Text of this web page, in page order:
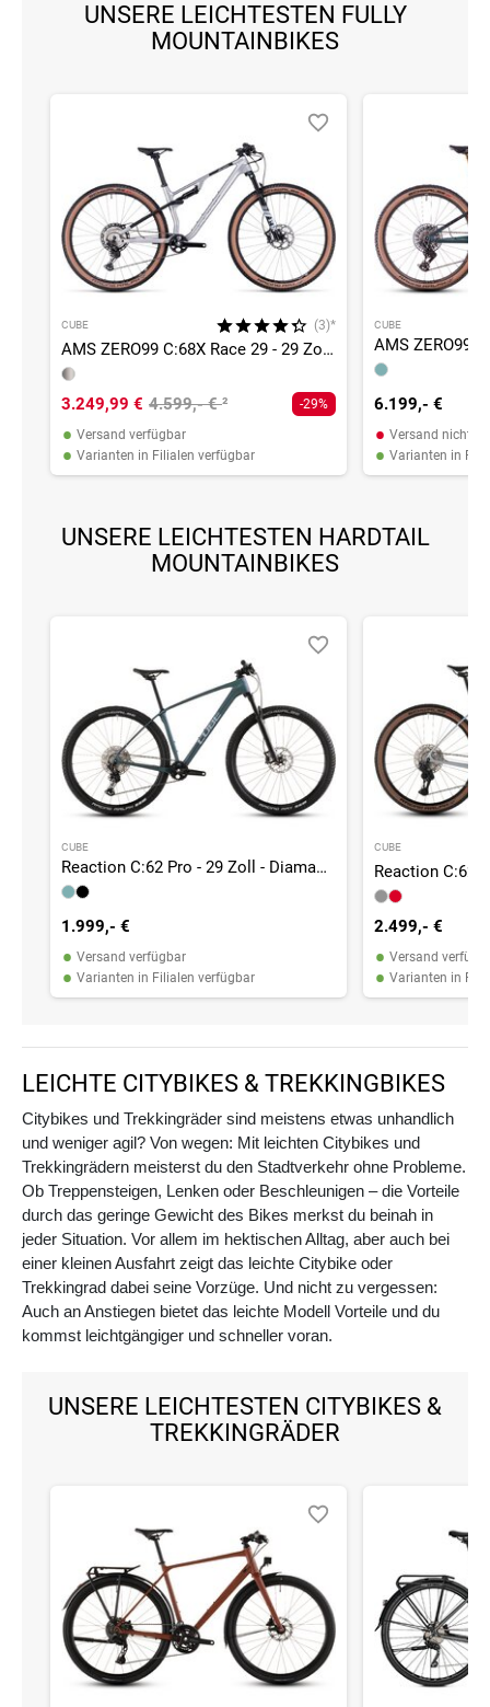
UNSERE LEICHTESTEN FULLY
MOUNTAINBIKES
CUBE (3)*
AMS ZERO99 C:68X Race 29 - 29 Zoll - Fully
3.249,99 € 4.599,- €² -29%
• Versand verfügbar
• Varianten in Filialen verfügbar
CUBE
6.199,- €
• Versand nicht
• Varianten in
UNSERE LEICHTESTEN HARDTAIL
MOUNTAINBIKES
CUBE
Reaction C:62 Pro - 29 Zoll - Diamant - 2026
1.999,- €
• Versand verfügbar
• Varianten in Filialen verfügbar
CUBE
2.499,- €
• Versand
• Varianten in
LEICHTE CITYBIKES & TREKKINGBIKES
Citybikes und Trekkingräder sind meistens etwas unhandlich
und weniger agil? Von wegen: Mit leichten Citybikes und
Trekkingrädern meisterst du den Stadtverkehr ohne Probleme.
Ob Treppensteigen, Lenken oder Beschleunigen – die Vorteile
durch das geringe Gewicht des Bikes merkst du beinah in
jeder Situation. Vor allem im hektischen Alltag, aber auch bei
einer kleinen Ausfahrt zeigt das leichte Citybike oder
Trekkingrad dabei seine Vorzüge. Und nicht zu vergessen:
Auch an Anstiegen bietet das leichte Modell Vorteile und du
kommst leichtgängiger und schneller voran.
UNSERE LEICHTESTEN CITYBIKES &
TREKKINGRÄDER